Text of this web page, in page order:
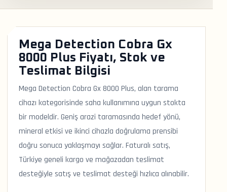
Mega Detection Cobra Gx
8000 Plus Fiyatı, Stok ve
Teslimat Bilgisi
Mega Detection Cobra Gx 8000 Plus, alan tarama
cihazı kategorisinde saha kullanımına uygun stokta
bir modeldir. Geniş arazi taramasında hedef yönü,
mineral etkisi ve ikinci cihazla doğrulama prensibi
doğru sonuca yaklaşmayı sağlar. Faturalı satış,
Türkiye geneli kargo ve mağazadan teslimat
desteğiyle satış ve teslimat desteği hızlıca alınabilir.